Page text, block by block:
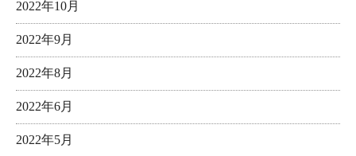
2022年10月
2022年9月
2022年8月
2022年6月
2022年5月